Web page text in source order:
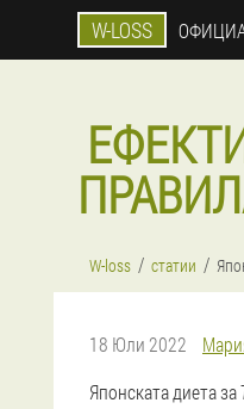
W-LOSS
W-loss статии
18 Юли 2022
Японската диета